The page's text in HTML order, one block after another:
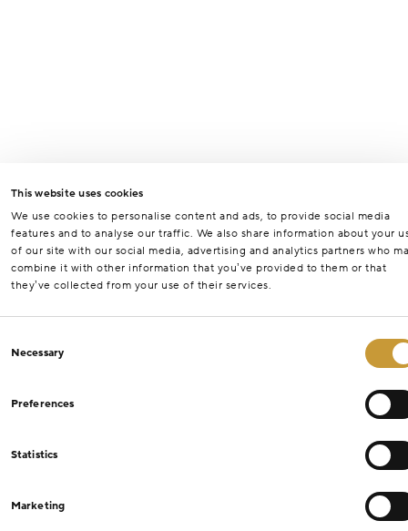
This website uses cookies
We use cookies to personalise content and ads, to provide social media
features and to analyse our traffic. We also share information about your
of our site with our social media, advertising and analytics partners who
combine it with other information that you’ve provided to them or that
they’ve collected from your use of their services.
Selection
Necessary
Preferences
Statistics
Marketing